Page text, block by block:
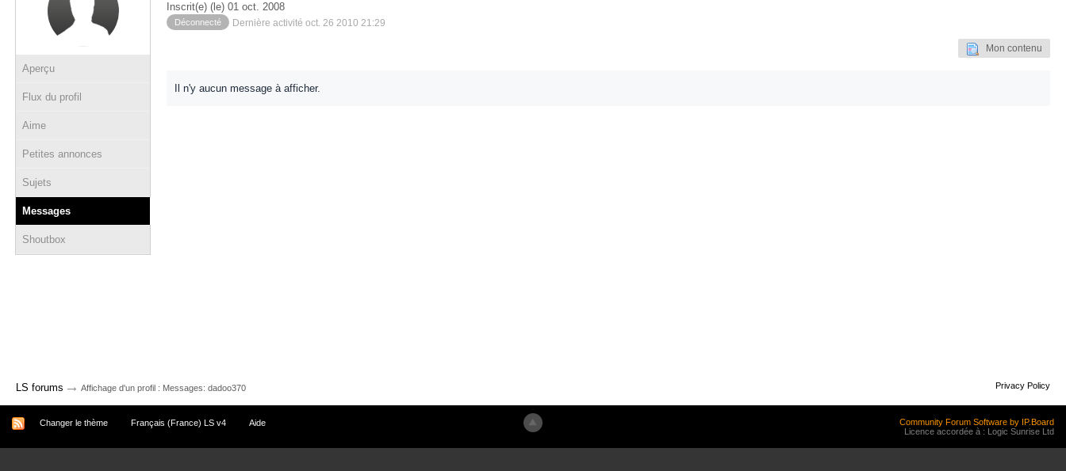
Aperçu
Flux du profil
Aime
Petites annonces
Sujets
Messages
Shoutbox
Inscrit(e) (le) 01 oct. 2008
Déconnecté Dernière activité oct. 26 2010 21:29
Mon contenu
Il n'y aucun message à afficher.
LS forums → Affichage d'un profil : Messages: dadoo370 Privacy Policy
Changer le thème Français (France) LS v4 Aide
Community Forum Software by IP.Board
Licence accordée à : Logic Sunrise Ltd